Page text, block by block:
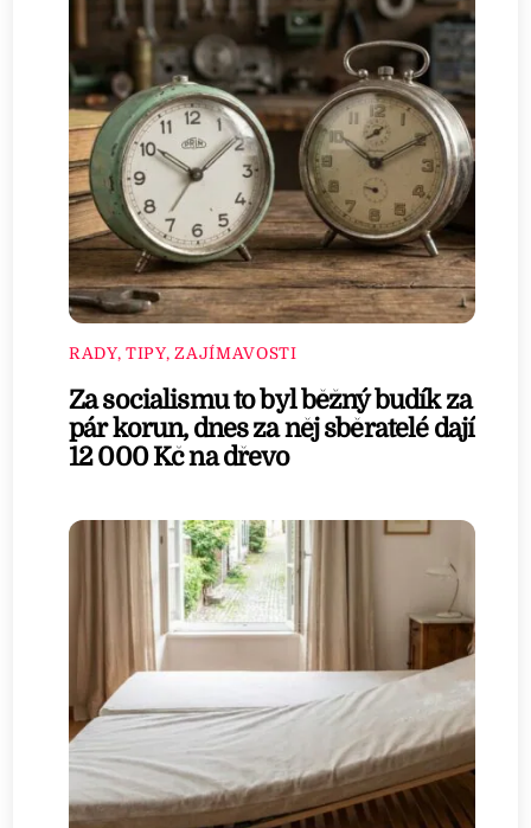
RADY, TIPY, ZAJÍMAVOSTI
Za socialismu to byl běžný budík za
pár korun, dnes za něj sběratelé dají
12 000 Kč na dřevo